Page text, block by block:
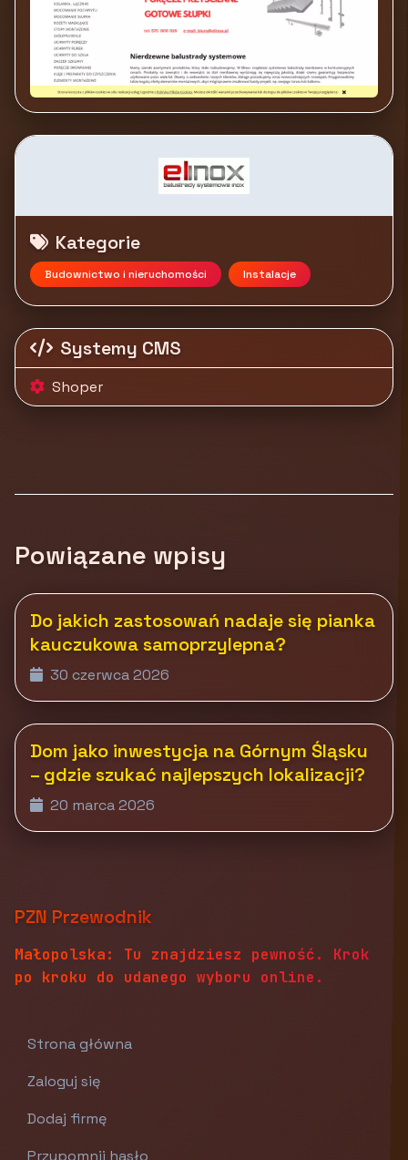
Kategorie
Budownictwo i nieruchomości Instalacje
Systemy CMS
Shoper
Powiązane wpisy
Do jakich zastosowań nadaje się pianka
kauczukowa samoprzylepna?
30 czerwca 2026
Dom jako inwestycja na Górnym Śląsku
– gdzie szukać najlepszych lokalizacji?
20 marca 2026
PZN Przewodnik
Małopolska: Tu znajdziesz pewność. Krok
po kroku do udanego wyboru online.
Strona główna
Zaloguj się
Dodaj firmę
Przypomnij hasło